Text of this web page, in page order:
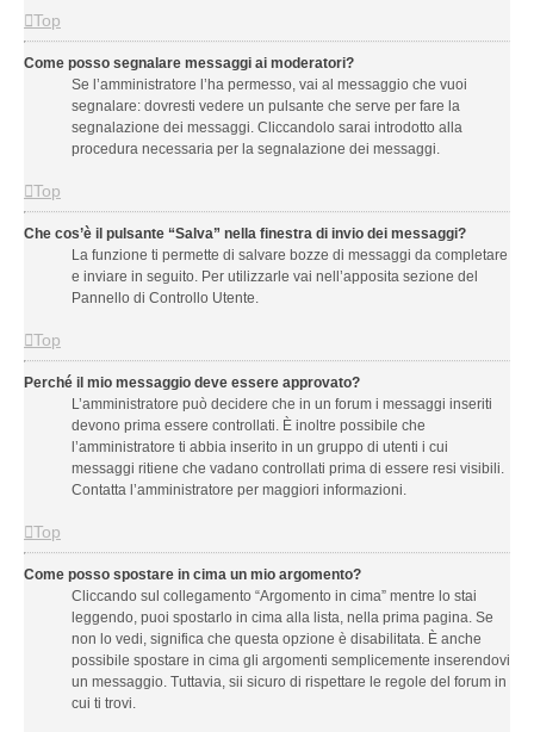
Top
Come posso segnalare messaggi ai moderatori?
Se l’amministratore l’ha permesso, vai al messaggio che vuoi
segnalare: dovresti vedere un pulsante che serve per fare la
segnalazione dei messaggi. Cliccandolo sarai introdotto alla
procedura necessaria per la segnalazione dei messaggi.
Top
Che cos’è il pulsante “Salva” nella finestra di invio dei messaggi?
La funzione ti permette di salvare bozze di messaggi da completare
e inviare in seguito. Per utilizzarle vai nell’apposita sezione del
Pannello di Controllo Utente.
Top
Perché il mio messaggio deve essere approvato?
L’amministratore può decidere che in un forum i messaggi inseriti
devono prima essere controllati. È inoltre possibile che
l’amministratore ti abbia inserito in un gruppo di utenti i cui
messaggi ritiene che vadano controllati prima di essere resi visibili.
Contatta l’amministratore per maggiori informazioni.
Top
Come posso spostare in cima un mio argomento?
Cliccando sul collegamento “Argomento in cima” mentre lo stai
leggendo, puoi spostarlo in cima alla lista, nella prima pagina. Se
non lo vedi, significa che questa opzione è disabilitata. È anche
possibile spostare in cima gli argomenti semplicemente inserendovi
un messaggio. Tuttavia, sii sicuro di rispettare le regole del forum in
cui ti trovi.